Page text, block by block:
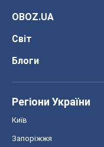
OBOZ.UA
Світ
Блоги
Регіони України
Київ
Запоріжжя